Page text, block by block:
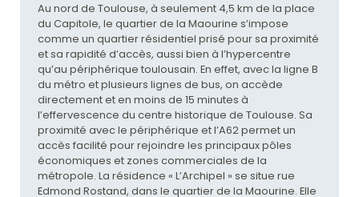
Au nord de Toulouse, à seulement 4,5 km de la place
du Capitole, le quartier de la Maourine s’impose
comme un quartier résidentiel prisé pour sa proximité
et sa rapidité d’accès, aussi bien à l’hypercentre
qu’au périphérique toulousain. En effet, avec la ligne B
du métro et plusieurs lignes de bus, on accède
directement et en moins de 15 minutes à
l’effervescence du centre historique de Toulouse. Sa
proximité avec le périphérique et l’A62 permet un
accès facilité pour rejoindre les principaux pôles
économiques et zones commerciales de la
métropole. La résidence « L’Archipel » se situe rue
Edmond Rostand, dans le quartier de la Maourine. Elle